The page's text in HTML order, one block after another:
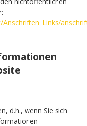
d.h., wenn Sie sich